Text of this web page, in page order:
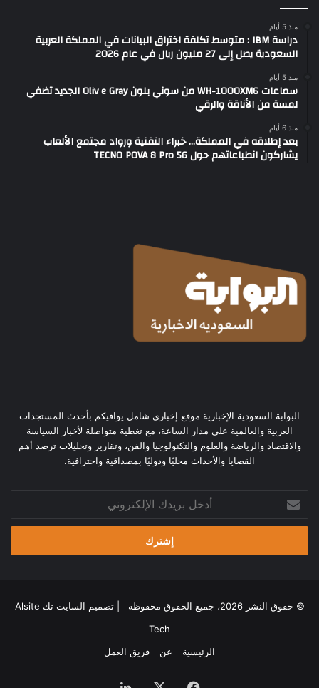
منذ 5 أيام
دراسة IBM : متوسط تكلفة اختراق البيانات في المملكة العربية
السعودية يصل إلى 27 مليون ريال في عام 2026
منذ 5 أيام
سماعات WH-1000XM6 من سوني بلون Oliv e Gray الجديد تضفي
لمسة من الأناقة والرقي
منذ 6 أيام
بعد إطلاقه في المملكة… خبراء التقنية ورواد مجتمع الألعاب
يشاركون انطباعاتهم حول TECNO POVA 8 Pro 5G
البوابة السعودية الإخبارية موقع إخباري شامل يوافيكم بأحدث المستجدات
العربية والعالمية على مدار الساعة، مع تغطية متواصلة لأخبار السياسة
والاقتصاد والرياضة والعلوم والتكنولوجيا والفن، وتقارير وتحليلات ترصد أهم
القضايا والأحداث محليًا ودوليًا بمصداقية واحترافية.
بريدك
الإلكتروني
© حقوق النشر 2026، جميع الحقوق محفوظة | تصميم
السايت تك Alsite
Tech
الرئيسية
عن فريق العمل